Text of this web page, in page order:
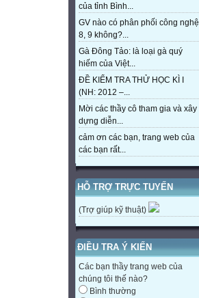
của tỉnh Bình...
GV nào có phân phối công nghệ
8, 9 không?...
Gà Đông Tảo: là loại gà quý
hiếm của Việt...
ĐỀ KIỂM TRA THỬ HỌC KÌ I
(NH: 2012 –...
Mời các thầy cô tham gia và xây
dựng diễn...
cảm ơn các bạn, trang web của
các bạn rất...
HỖ TRỢ TRỰC TUYẾN
(Trợ giúp kỹ thuật)
ĐIỀU TRA Ý KIẾN
Các bạn thầy trang web của
chúng tôi thế nào?
Bình thường